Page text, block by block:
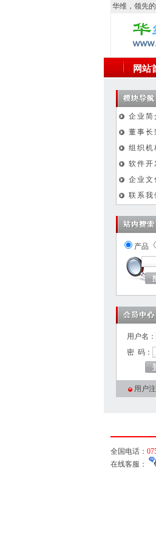
华维 ，领先的
网站
企业简
董事长
组织机
软件开
企业文
联系我
产品
用户名：
密 码：
用户注
全国电话：
在线客服：